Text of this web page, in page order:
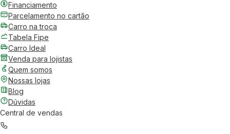
Financiamento
Parcelamento no cartão
Carro na troca
Tabela Fipe
Carro Ideal
Venda para lojistas
Quem somos
Nossas lojas
Blog
Dúvidas
Central de vendas